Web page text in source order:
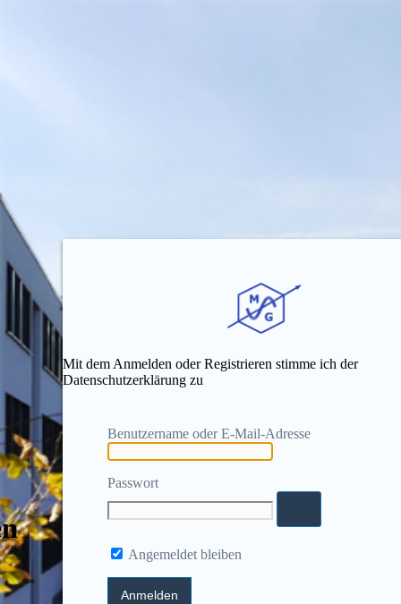
Mit dem Anmelden oder Registrieren stimme ich der
Datenschutzerklärung zu
Benutzername oder E-Mail-Adresse
Passwort
Angemeldet bleiben